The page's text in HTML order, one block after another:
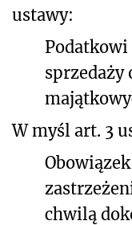
ustawy:
sprzedaży
W myśl art. 3
chwilą